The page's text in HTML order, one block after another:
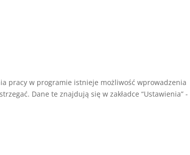
pracy w programie istnieje możliwość wprowadzenia
Dane te znajdują się w zakładce “Ustawienia” -